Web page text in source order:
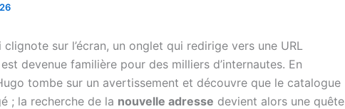
sur l’écran, un onglet qui redirige vers une URL
devenue familière pour des milliers d’internautes. En
tombe sur un avertissement et découvre que le catalogue
; la recherche de la nouvelle adresse devient alors une quête